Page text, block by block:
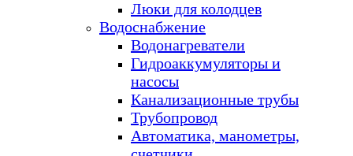
Люки для колодцев
Водоснабжение
Водонагреватели
Гидроаккумуляторы и
насосы
Канализационные трубы
Трубопровод
Автоматика, манометры,